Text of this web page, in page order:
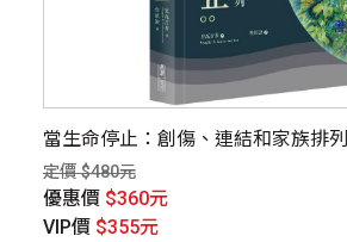
當生命停止：創傷、連結和家族排列
定價 $480元
優惠價 $360元
VIP價 $355元